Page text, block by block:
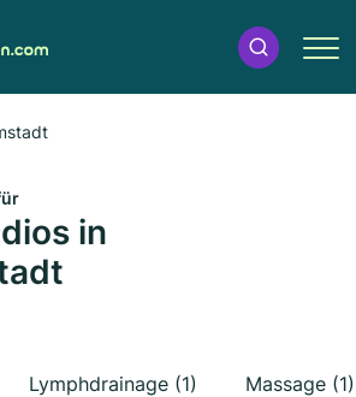
in
Lymphdrainage (1) Massage (1)